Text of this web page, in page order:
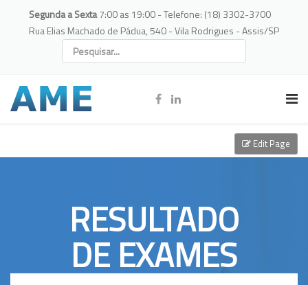
Segunda a Sexta7:00 as 19:00 - Telefone: (18) 3302-3700
Rua Elias Machado de Pádua, 540 - Vila Rodrigues - Assis/SP
RESULTADO
DE EXAMES
Edit Page